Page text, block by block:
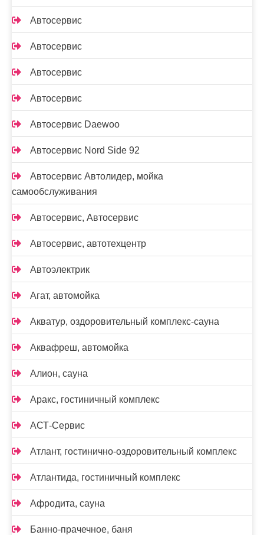
Автосервис
Автосервис
Автосервис
Автосервис
Автосервис Daewoo
Автосервис Nord Side 92
Автосервис Автолидер, мойка
самообслуживания
Автосервис, Автосервис
Автосервис, автотехцентр
Автоэлектрик
Агат, автомойка
Акватур, оздоровительный комплекс-сауна
Аквафреш, автомойка
Алион, сауна
Аракс, гостиничный комплекс
АСТ-Сервис
Атлант, гостинично-оздоровительный комплекс
Атлантида, гостиничный комплекс
Афродита, сауна
Банно-прачечное, баня